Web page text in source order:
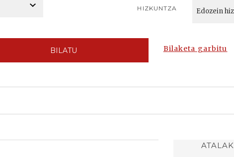
HIZKUNTZA
BILATU Bilaketa garbitu
ATALAK